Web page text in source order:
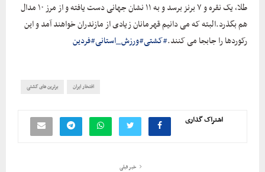
طلا، یک نقره و ۷ برنز برسد و به ۱۱ نشان جهانی دست یافته و از مرز ۱۰ مدال
هم بگذرد.البته که می دانیم قهرمانان زیادی از مازندران خواهند آمد و این
رکوردها را جابجا می کنند.#کشتی#ورزش_استانی#فردین
برترین های کشتی افتخار ایران
اشتراک گذاری
خبر قبلی